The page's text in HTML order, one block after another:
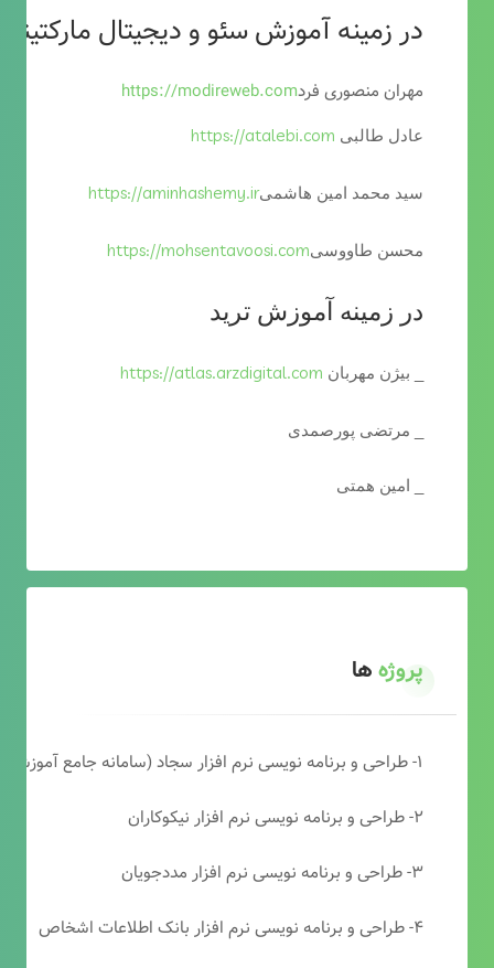
در زمینه آموزش سئو و دیجیتال
مهران منصوری فردhttps://modireweb.com
عادل طالبی https://atalebi.com
سید محمد امین هاشمیhttps://aminhashemy.ir
محسن طاووسیhttps://mohsentavoosi.com
در زمینه آموزش ترید
_ بیژن مهربان https://atlas.arzdigital.com
_ مرتضی پورصمدی
_ امین همتی
پروژهها
۱- طراحی و برنامه نویسی نرم افزار سجاد (سامانه جامع آموزشی دارالقرآن)
۲- طراحی و برنامه نویسی نرم افزار نیکوکاران
۳- طراحی و برنامه نویسی نرم افزار مددجویان
۴- طراحی و برنامه نویسی نرم افزار بانک اطلاعات اشخاص